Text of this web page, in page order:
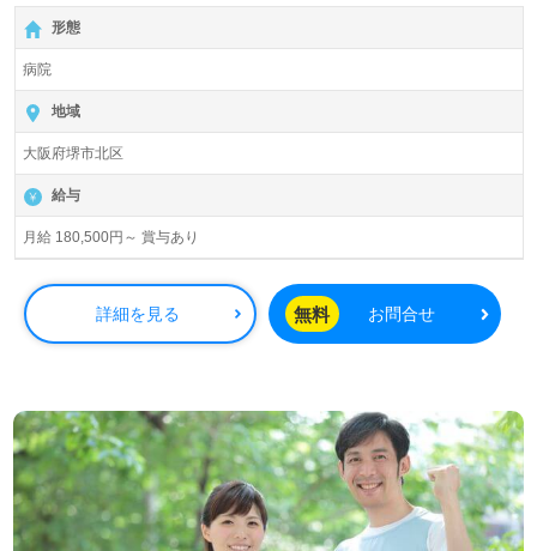
【無料】で皆さんの転職活動をサポートいたします。
形態
病院
地域
大阪府堺市北区
給与
月給 180,500円～ 賞与あり
詳細を見る 無料 お問合せ